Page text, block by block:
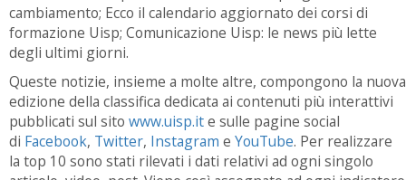
cambiamento; Ecco il calendario aggiornato dei corsi di
formazione Uisp; Comunicazione Uisp: le news più lette
degli ultimi giorni.
Queste notizie, insieme a molte altre, compongono la nuova
edizione della classifica dedicata ai contenuti più interattivi
pubblicati sul sito www.uisp.ite sulle pagine social
di Facebook, Twitter, Instagram e YouTube. Per realizzare
la top 10 sono stati rilevati i dati relativi ad ogni singolo